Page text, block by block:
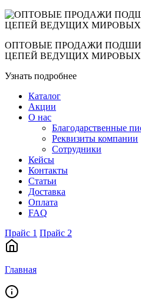
ОПТОВЫЕ ПРОДАЖИ
ЦЕПЕЙ ВЕДУЩИХ МИРОВЫХ
Узнать подробнее
Каталог
Акции
О нас
Благодарственные
Реквизиты компании
Сотрудники
Кейсы
Контакты
Статьи
Доставка
Оплата
FAQ
Прайс 1 Прайс 2
Главная